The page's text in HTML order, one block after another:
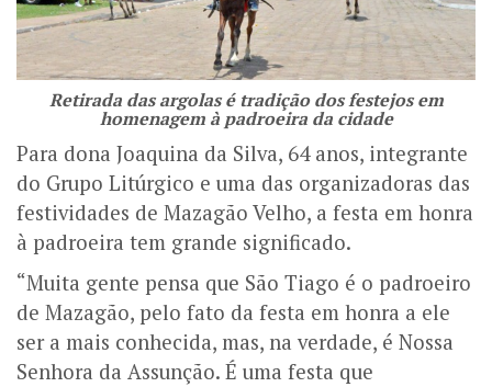
Retirada das argolas é tradição dos festejos em
homenagem à padroeira da cidade
Para dona Joaquina da Silva, 64 anos, integrante
do Grupo Litúrgico e uma das organizadoras das
festividades de Mazagão Velho, a festa em honra
à padroeira tem grande significado.
“Muita gente pensa que São Tiago é o padroeiro
de Mazagão, pelo fato da festa em honra a ele
ser a mais conhecida, mas, na verdade, é Nossa
Senhora da Assunção. É uma festa que